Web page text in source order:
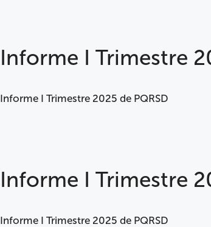
Informe I Trimestre
Informe I Trimestre 2025 de PQRSD
Informe I Trimestre
Informe I Trimestre 2025 de PQRSD